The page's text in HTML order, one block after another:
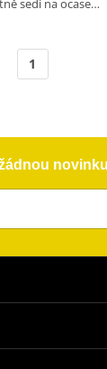
sedí na ocase…
1